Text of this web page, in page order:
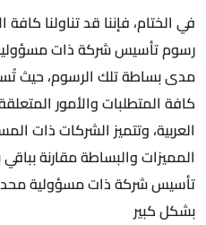
في الختام، فإننا قد تناولنا
رسوم تأسيس شركة ذات
مدى بساطة تلك الرسوم، حيث
كافة المتطلبات والأمور
العربية، وتتميز الشركات ذات
المميزات والبساطة مقارنة
تأسيس شركة ذات مسؤولية
بشكل كبير